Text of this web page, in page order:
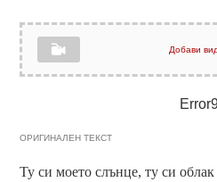
Добави
ОРИГИНАЛЕН ТЕКСТ
Ту си моето слънце, ту си